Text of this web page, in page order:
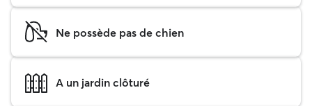
Ne possède pas de chien
A un jardin clôturé